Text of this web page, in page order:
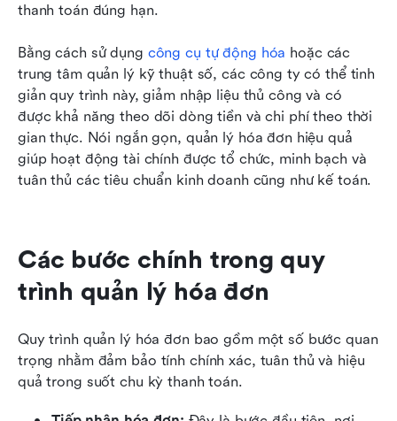
thanh toán đúng hạn.
Bằng cách sử dụng công cụ tự động hóa hoặc các
trung tâm quản lý kỹ thuật số, các công ty có thể tinh
giản quy trình này, giảm nhập liệu thủ công và có
được khả năng theo dõi dòng tiền và chi phí theo thời
gian thực. Nói ngắn gọn, quản lý hóa đơn hiệu quả
giúp hoạt động tài chính được tổ chức, minh bạch và
tuân thủ các tiêu chuẩn kinh doanh cũng như kế toán.
Các bước chính trong quy
trình quản lý hóa đơn
Quy trình quản lý hóa đơn bao gồm một số bước quan
trọng nhằm đảm bảo tính chính xác, tuân thủ và hiệu
quả trong suốt chu kỳ thanh toán.